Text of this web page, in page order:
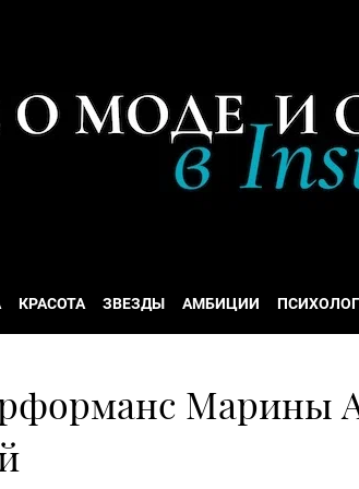
КРАСОТА ЗВЕЗДЫ АМБИЦИИ
Марины